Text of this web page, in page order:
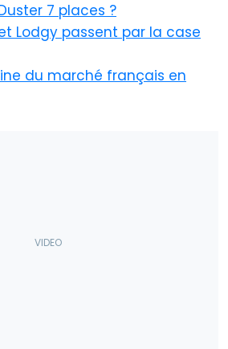
7 places ?
Lodgy passent par la case
du marché français en